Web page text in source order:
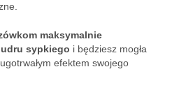
maksymalnie
sypkiego i będziesz mogła
efektem swojego